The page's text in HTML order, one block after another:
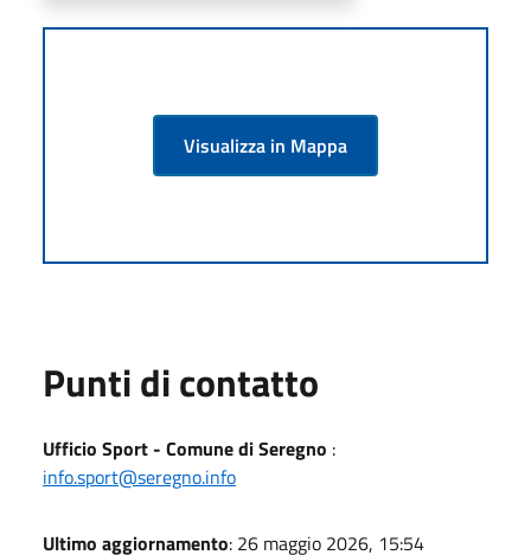
Visualizza in Mappa
Punti di contatto
Ufficio Sport - Comune di Seregno :
info.sport@seregno.info
Ultimo aggiornamento: 26 maggio 2026, 15:54